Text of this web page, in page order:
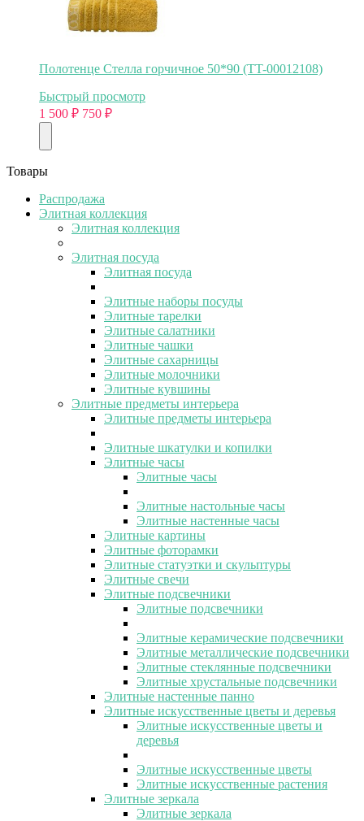
Полотенце Стелла горчичное 50*90 (TT-00012108)
Быстрый просмотр
1 500 ₽ 750 ₽
Товары
Распродажа
Элитная коллекция
Элитная коллекция
Элитная посуда
Элитная посуда
Элитные наборы посуды
Элитные тарелки
Элитные салатники
Элитные чашки
Элитные сахарницы
Элитные молочники
Элитные кувшины
Элитные предметы интерьера
Элитные предметы интерьера
Элитные шкатулки и копилки
Элитные часы
Элитные часы
Элитные настольные часы
Элитные настенные часы
Элитные картины
Элитные фоторамки
Элитные статуэтки и скульптуры
Элитные свечи
Элитные подсвечники
Элитные подсвечники
Элитные керамические подсвечники
Элитные металлические подсвечники
Элитные стеклянные подсвечники
Элитные хрустальные подсвечники
Элитные настенные панно
Элитные искусственные цветы и деревья
Элитные искусственные цветы и
деревья
Элитные искусственные цветы
Элитные искусственные растения
Элитные зеркала
Элитные зеркала